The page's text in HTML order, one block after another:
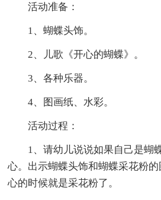
活动准备：
1、蝴蝶头饰。
2、儿歌《开心的蝴蝶》。
3、各种乐器。
4、图画纸、水彩。
活动过程：
1、请幼儿说说如果自己是蝴
心。出示蝴蝶头饰和蝴蝶采花粉
心的时候就是采花粉了。